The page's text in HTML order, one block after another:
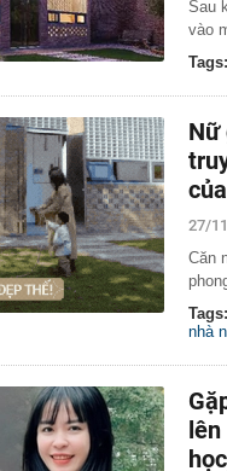
15:53
Sếp bất động
mức độ nhận
Sau
vào
Tags:
Nữ
27/
Căn
Tags:
nhà
lên